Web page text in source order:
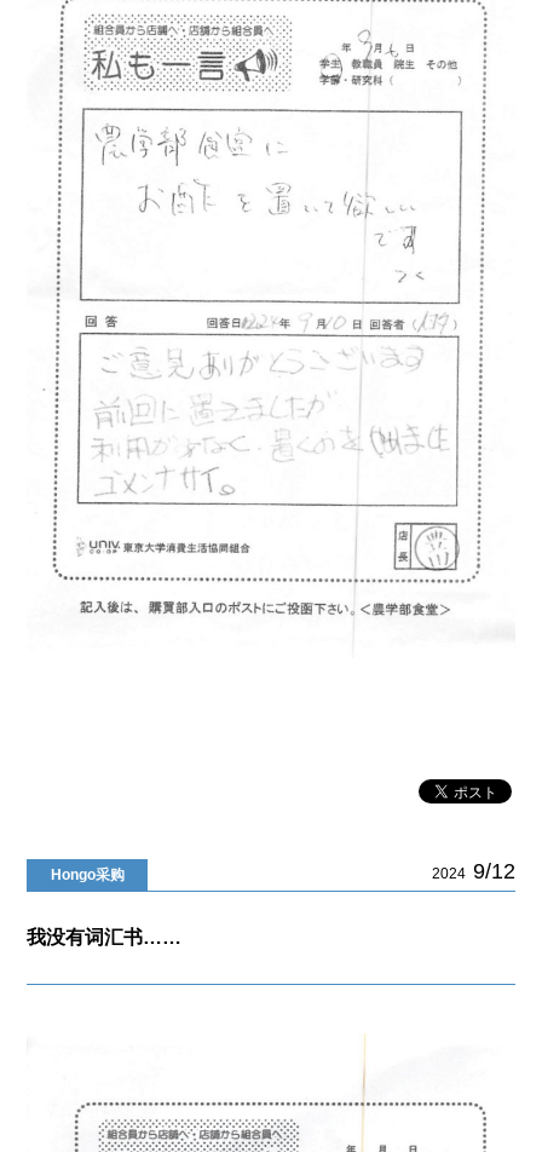
Hongo采购 2024 9/12
我没有词汇书……